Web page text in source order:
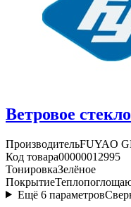
Ветровое стекло
ПроизводительFUYAO
Код товара00000012995
ТонировкаЗелёное
Покрытие
Ещё 6 параметров